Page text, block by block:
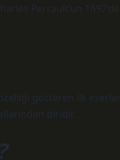
Perrault’un 1697’de
gösteren ilk eserler
biridir.